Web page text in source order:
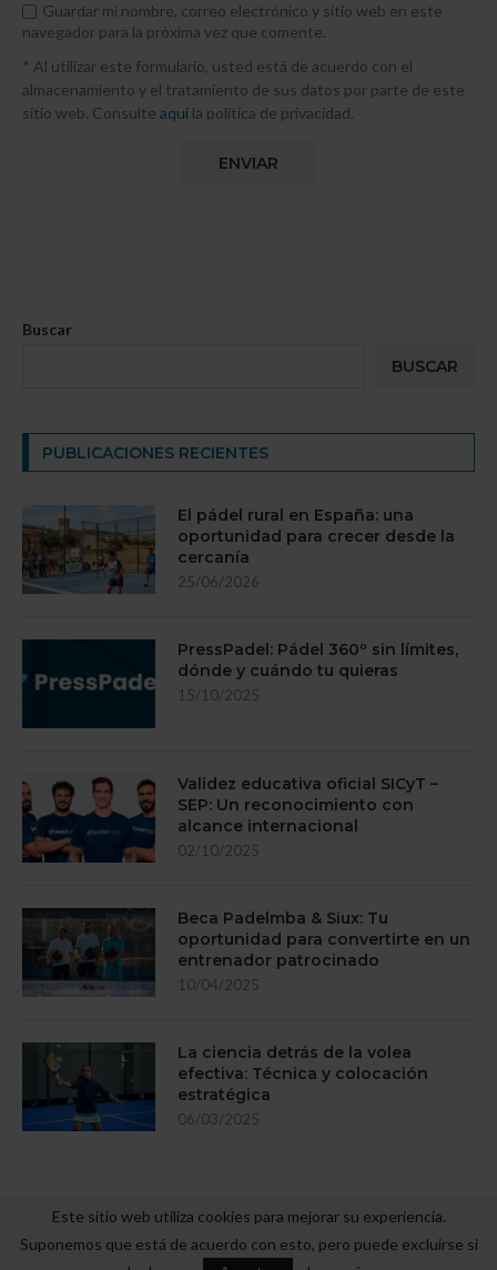
Guardar mi nombre, correo electrónico y sitio web en este
navegador para la próxima vez que comente.
* Al utilizar este formulario, usted está de acuerdo con el
almacenamiento y el tratamiento de sus datos por parte de este
sitio web. Consulte aquí la política de privacidad.
Buscar
BUSCAR
PUBLICACIONES RECIENTES
El pádel rural en España: una
oportunidad para crecer desde la
cercanía
25/06/2026
PressPadel: Pádel 360º sin límites,
dónde y cuándo tu quieras
15/10/2025
Validez educativa oficial SICyT –
SEP: Un reconocimiento con
alcance internacional
02/10/2025
Beca Padelmba & Siux: Tu
oportunidad para convertirte en un
entrenador patrocinado
10/04/2025
La ciencia detrás de la volea
efectiva: Técnica y colocación
estratégica
06/03/2025
Este sitio web utiliza cookies para mejorar su experiencia.
Suponemos que está de acuerdo con esto, pero puede excluirse si